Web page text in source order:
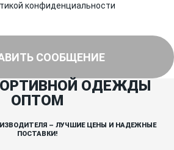
конфиденциальности
СООБЩЕНИЕ
ОДЕЖДЫ
ОПТОМ
– ЛУЧШИЕ ЦЕНЫ И НАДЕЖНЫЕ
ПОСТАВКИ!